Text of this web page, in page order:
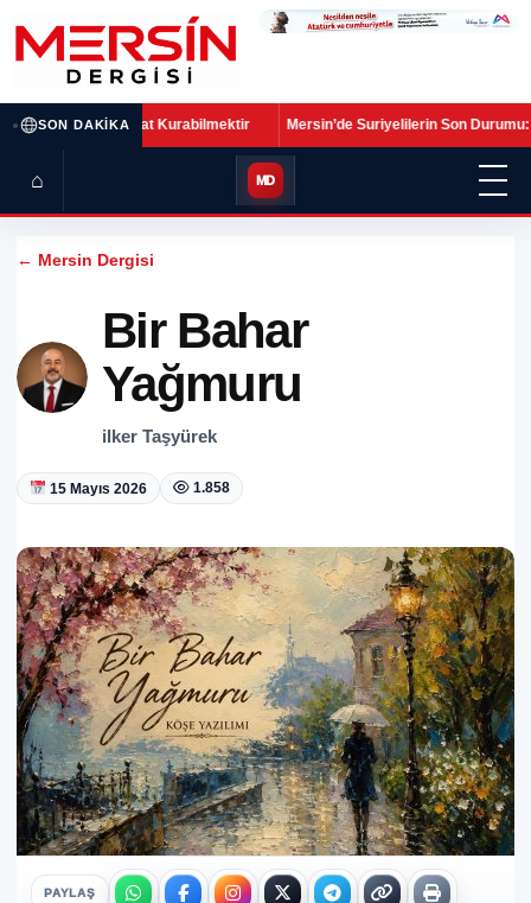
SON DAKIKA
Hayat Kurabilmektir •Mersin’de Suriyelilerin Son Durumu: Sayı
⌂ MD
← Mersin Dergisi
Bir Bahar
Yağmuru
ilker Taşyürek
15 Mayıs 2026 1.858
PAYLAŞ